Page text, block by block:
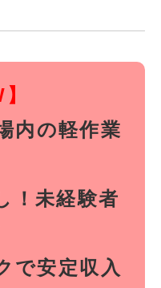
内の軽作業
！未経験者
で安定収入